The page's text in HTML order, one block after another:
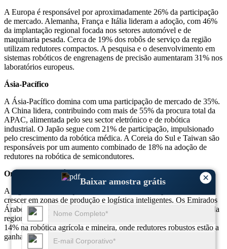
×
Baixar amostra grátis
A Europa é responsável por aproximadamente 26% da participação
de mercado. Alemanha, França e Itália lideram a adoção, com 46%
da implantação regional focada nos setores automóvel e de
maquinaria pesada. Cerca de 19% dos robôs de serviço da região
utilizam redutores compactos. A pesquisa e o desenvolvimento em
sistemas robóticos de engrenagens de precisão aumentaram 31% nos
laboratórios europeus.
Ásia-Pacífico
A Ásia-Pacífico domina com uma participação de mercado de 35%.
A China lidera, contribuindo com mais de 55% da procura total da
APAC, alimentada pelo seu sector eletrónico e de robótica
industrial. O Japão segue com 21% de participação, impulsionado
pelo crescimento da robótica médica. A Coreia do Sul e Taiwan são
responsáveis ​​por um aumento combinado de 18% na adoção de
redutores na robótica de semicondutores.
Oriente Médio e África
A região detém uma quota menor de 10%, mas a procura está a
crescer em zonas de produção e logística inteligentes. Os Emirados
Árabes Unidos e a Arábia Saudita respondem por 68% da demanda
regional. A África do Sul está a emergir com uma participação de
14% na robótica agrícola e mineira, onde redutores robustos estão a
ganhar força.